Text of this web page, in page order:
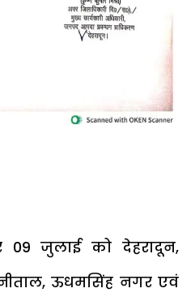
09 जुलाई को देहरादून,
नैनीताल, ऊधमसिंह नगर एवं